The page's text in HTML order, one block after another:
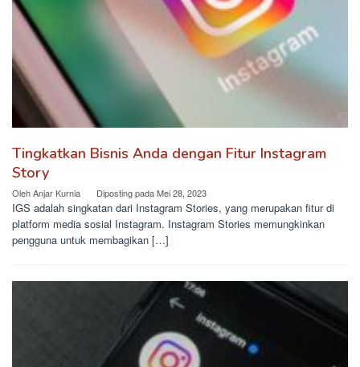
Tingkatkan Bisnis Anda dengan Fitur Instagram
Story
OlehAnjar Kurnia Diposting padaMei 28, 2023
IGS adalah singkatan dari Instagram Stories, yang merupakan fitur di
platform media sosial Instagram. Instagram Stories memungkinkan
pengguna untuk membagikan […]